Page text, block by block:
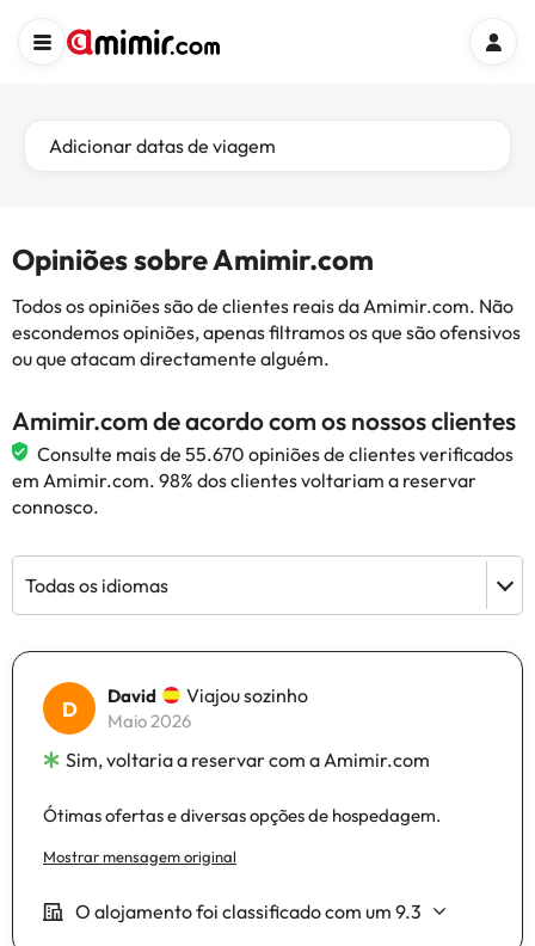
Adicionar datas de viagem
Opiniões sobre Amimir.com
Todos os opiniões são de clientes reais da Amimir.com. Não
escondemos opiniões, apenas filtramos os que são ofensivos
ou que atacam directamente alguém.
Amimir.com de acordo com os nossos clientes
Consulte mais de 55.670 opiniões de clientes verificados
em Amimir.com. 98% dos clientes voltariam a reservar
connosco.